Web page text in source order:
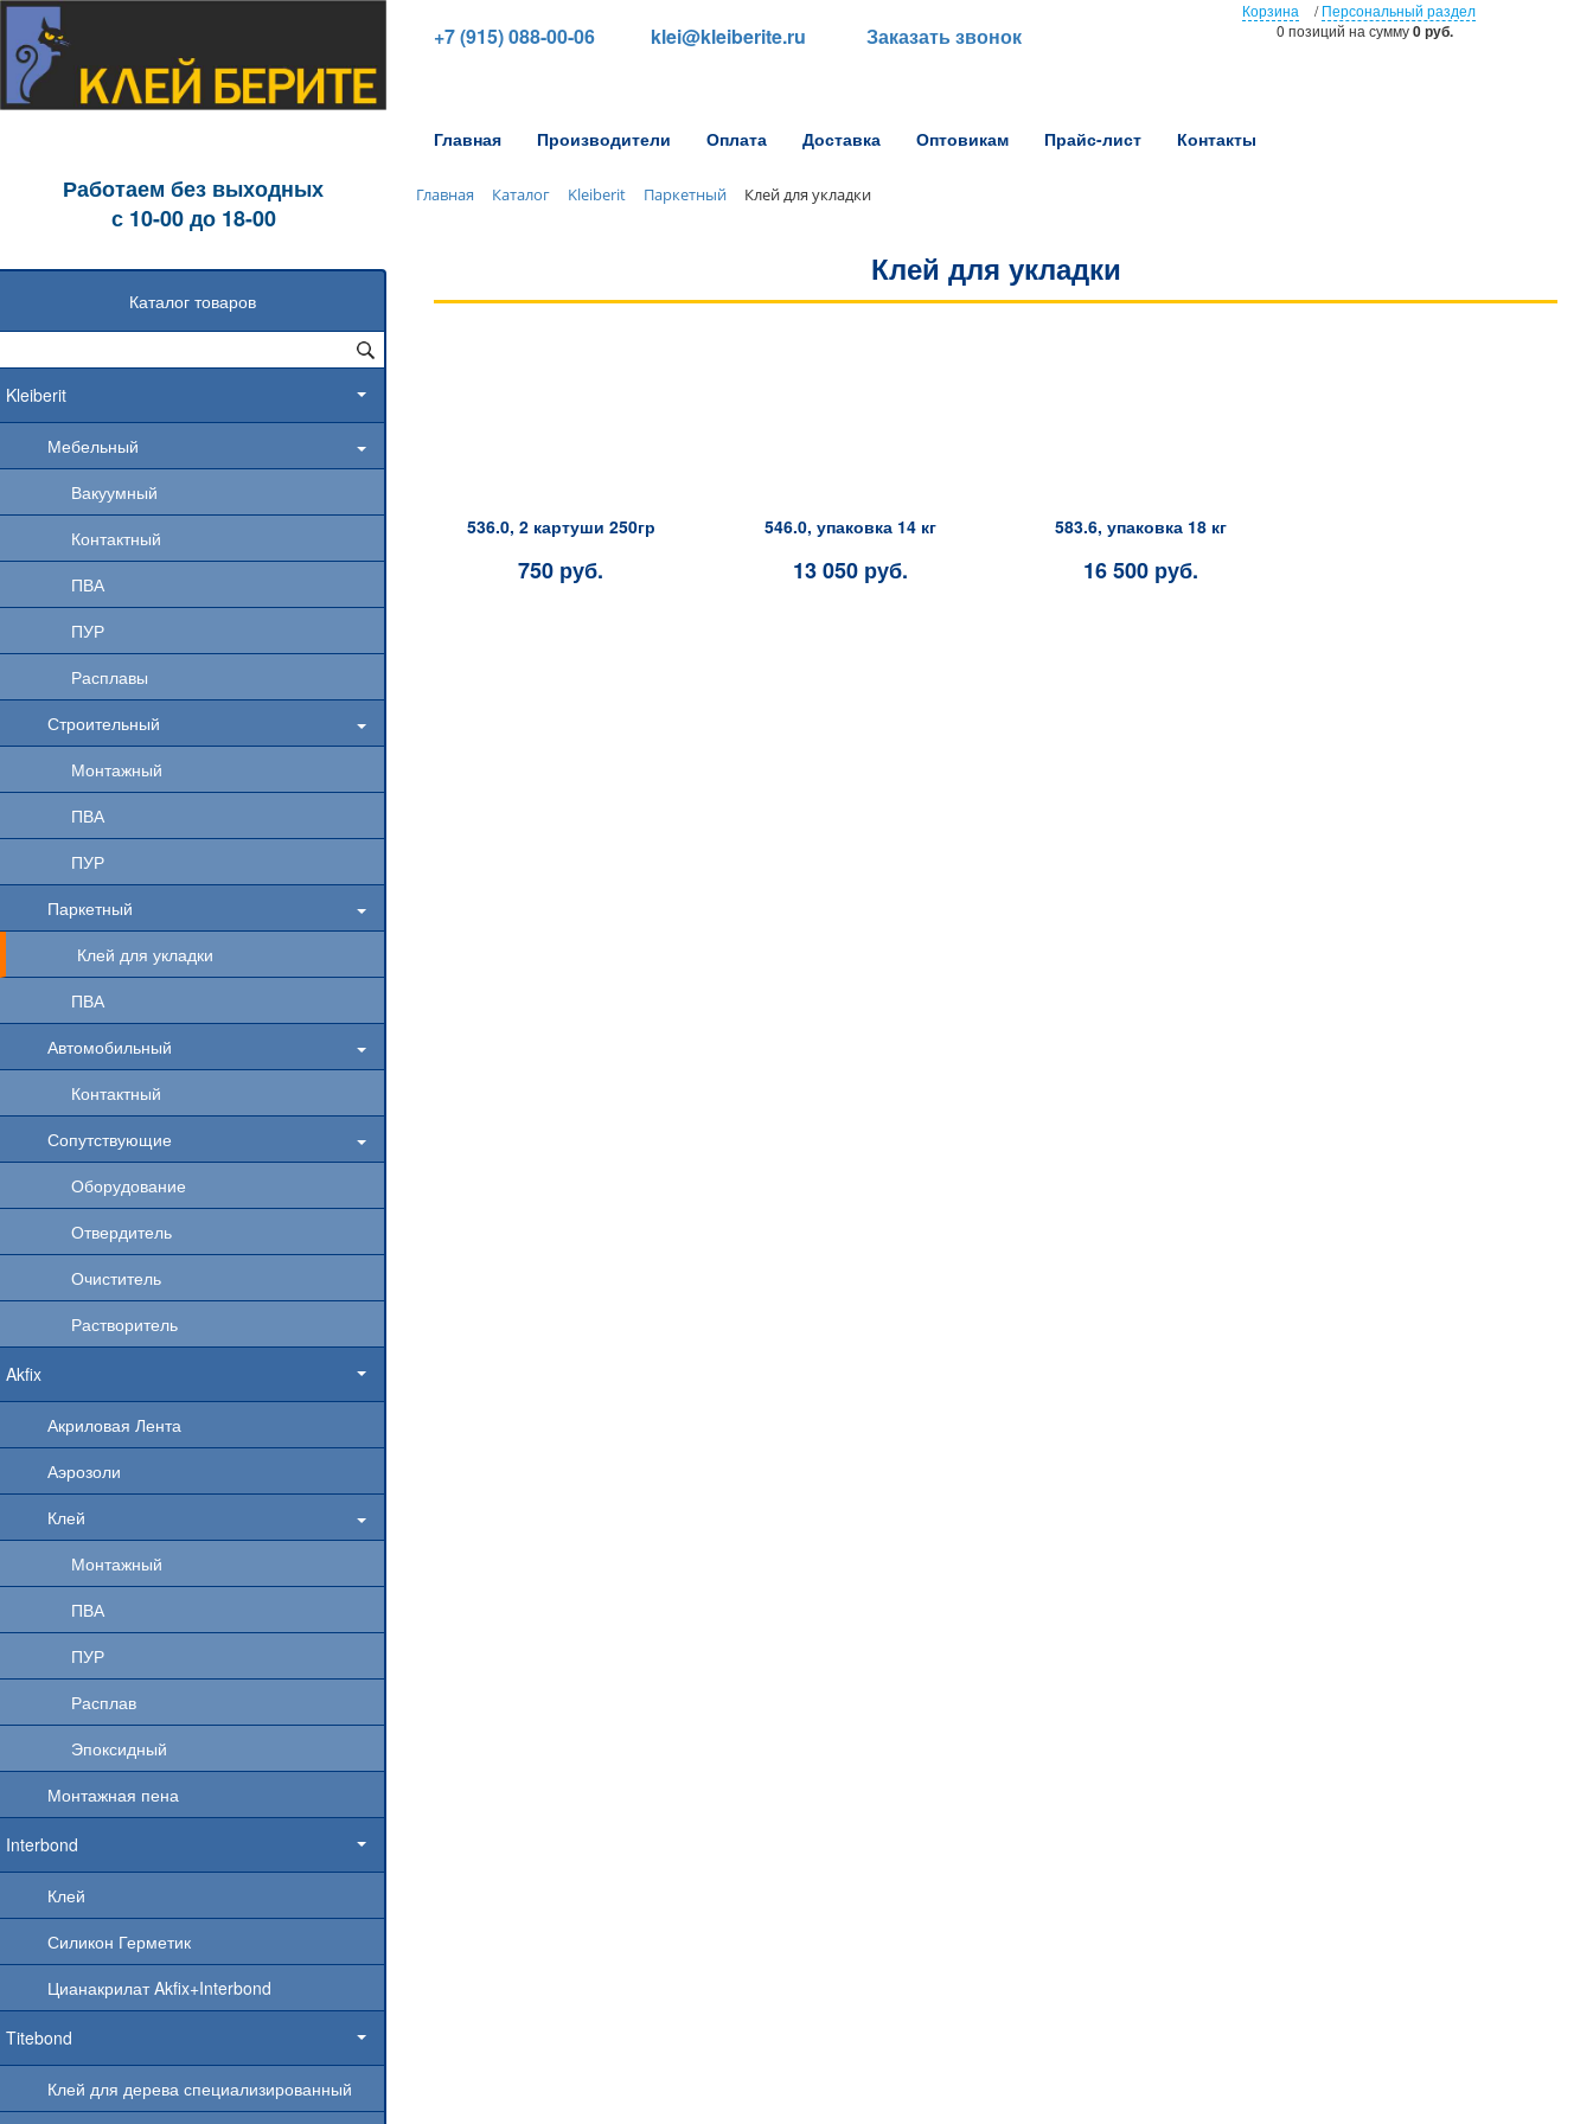
+7 (915) 088-00-06 klei@kleiberite.ru Заказать звонок
Корзина /Персональный раздел
0 позиций на сумму0 руб.
Главная Производители Оплата Доставка Оптовикам Прайс-лист Контакты
Работаем без выходных
с 10-00 до 18-00
Каталог товаров
Kleiberit
Мебельный
Вакуумный
Контактный
ПВА
ПУР
Расплавы
Строительный
Монтажный
ПВА
ПУР
Паркетный
Клей для укладки
ПВА
Автомобильный
Контактный
Сопутствующие
Оборудование
Отвердитель
Очиститель
Растворитель
Akfix
Акриловая Лента
Аэрозоли
Клей
Монтажный
ПВА
ПУР
Расплав
Эпоксидный
Монтажная пена
Interbond
Клей
Силикон Герметик
Цианакрилат Akfix+Interbond
Titebond
Клей для дерева специализированный
Главная Каталог Kleiberit Паркетный Клей для укладки
Клей для укладки
536.0, 2 картуши 250гр
750 руб.
546.0, упаковка 14 кг
13 050 руб.
583.6, упаковка 18 кг
16 500 руб.